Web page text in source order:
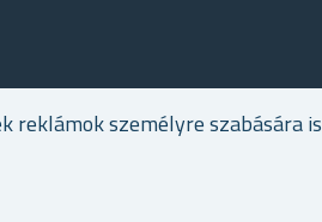
reklámok személyre szabására is